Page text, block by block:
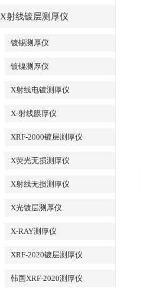
X射线镀层测厚仪
镀锡测厚仪
镀镍测厚仪
X射线电镀测厚仪
X-射线膜厚仪
XRF-2000镀层测厚仪
X荧光无损测厚仪
X射线无损测厚仪
X光镀层测厚仪
X-RAY测厚仪
XRF-2020镀层测厚仪
韩国XRF-2020测厚仪